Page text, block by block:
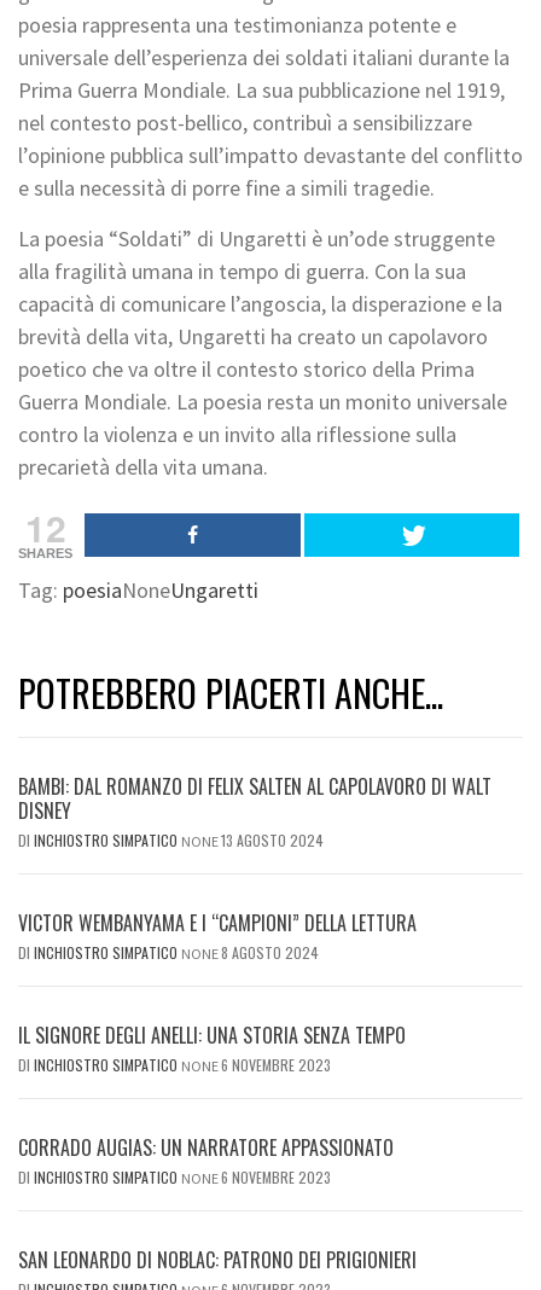
poesia rappresenta una testimonianza potente e
universale dell’esperienza dei soldati italiani durante la
Prima Guerra Mondiale. La sua pubblicazione nel 1919,
nel contesto post-bellico, contribuì a sensibilizzare
l’opinione pubblica sull’impatto devastante del conflitto
e sulla necessità di porre fine a simili tragedie.
La poesia “Soldati” di Ungaretti è un’ode struggente
alla fragilità umana in tempo di guerra. Con la sua
capacità di comunicare l’angoscia, la disperazione e la
brevità della vita, Ungaretti ha creato un capolavoro
poetico che va oltre il contesto storico della Prima
Guerra Mondiale. La poesia resta un monito universale
contro la violenza e un invito alla riflessione sulla
precarietà della vita umana.
12
SHARES
Tag: poesiaNoneUngaretti
POTREBBERO PIACERTI ANCHE...
BAMBI: DAL ROMANZO DI FELIX SALTEN AL CAPOLAVORO DI WALT
DISNEY
DI INCHIOSTRO SIMPATICO NONE13 AGOSTO 2024
VICTOR WEMBANYAMA E I “CAMPIONI” DELLA LETTURA
DI INCHIOSTRO SIMPATICO NONE8 AGOSTO 2024
IL SIGNORE DEGLI ANELLI: UNA STORIA SENZA TEMPO
DI INCHIOSTRO SIMPATICO NONE6 NOVEMBRE 2023
CORRADO AUGIAS: UN NARRATORE APPASSIONATO
DI INCHIOSTRO SIMPATICO NONE6 NOVEMBRE 2023
SAN LEONARDO DI NOBLAC: PATRONO DEI PRIGIONIERI